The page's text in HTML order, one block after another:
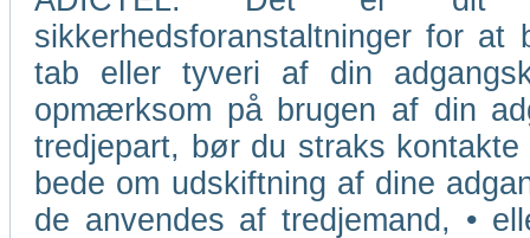
sikkerhedsforanstaltninger for
tab eller tyveri af din
opmærksom på brugen af din
tredjepart, bør du straks
bede om udskiftning af dine
de anvendes af tredjemand, •